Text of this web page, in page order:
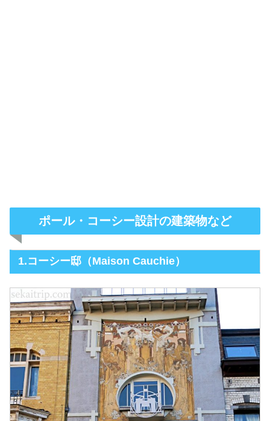
ポール・コーシー設計の建築物など
1.コーシー邸（Maison Cauchie）